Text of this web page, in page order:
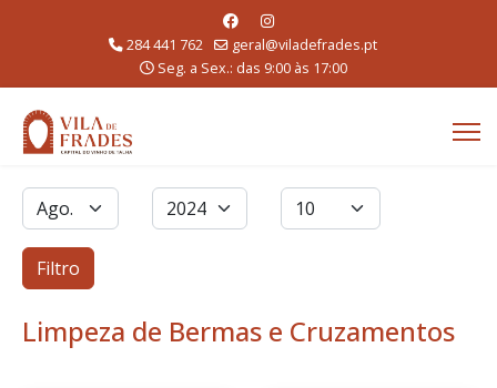
284 441 762
geral@viladefrades.pt
Seg. a Sex.: das 9:00 às 17:00
Filtros
Mês Ano Qtd. a exibir
Filtro
Limpeza de Bermas e Cruzamentos